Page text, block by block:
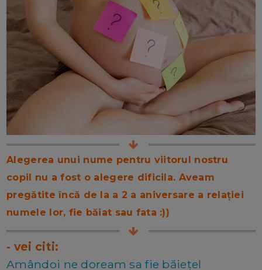
Alegerea unui nume pentru viitorul nostru
copil nu a fost o alegere dificila. Aveam
pregătite încă de la a 2 a aniversare a relației
numele lor, fie băiat sau fata :))
- vei citi:
Amândoi ne doream sa fie băiețel